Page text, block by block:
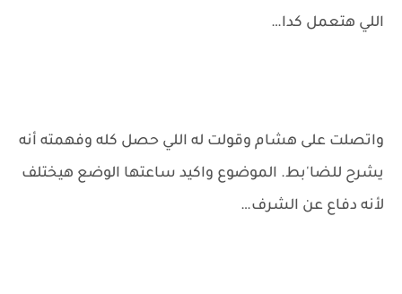
اللي هتعمل كدا…
واتصلت على هشام وقولت له اللي حصل كله وفهمته أنه
يشرح للضا'بط. الموضوع واكيد ساعتها الوضع هيختلف
لأنه دفاع عن الشرف…